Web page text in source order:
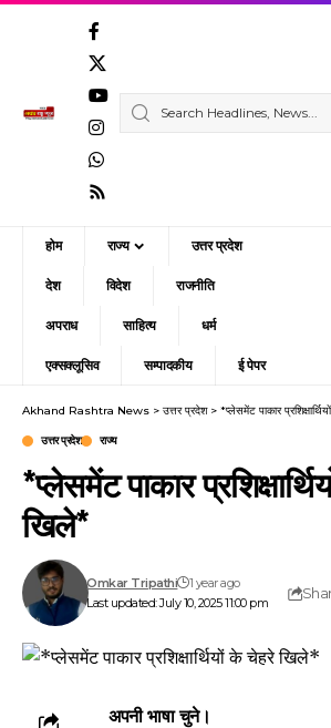
होम राज्य उत्तर प्रदेश
देश विदेश राजनीति
अपराध साहित्य धर्म
एक्सक्लूसिव सम्पादकीय ई पेपर
Akhand Rashtra News > उत्तर प्रदेश> *प्लेसमेंट पाकार
उत्तर प्रदेश राज्य
*प्लेसमेंट पाकार
खिले*
Last updated: July 10, 2025 11:00 pm
Omkar Tripathi 1 year ago
अपनी भाषा चुने।